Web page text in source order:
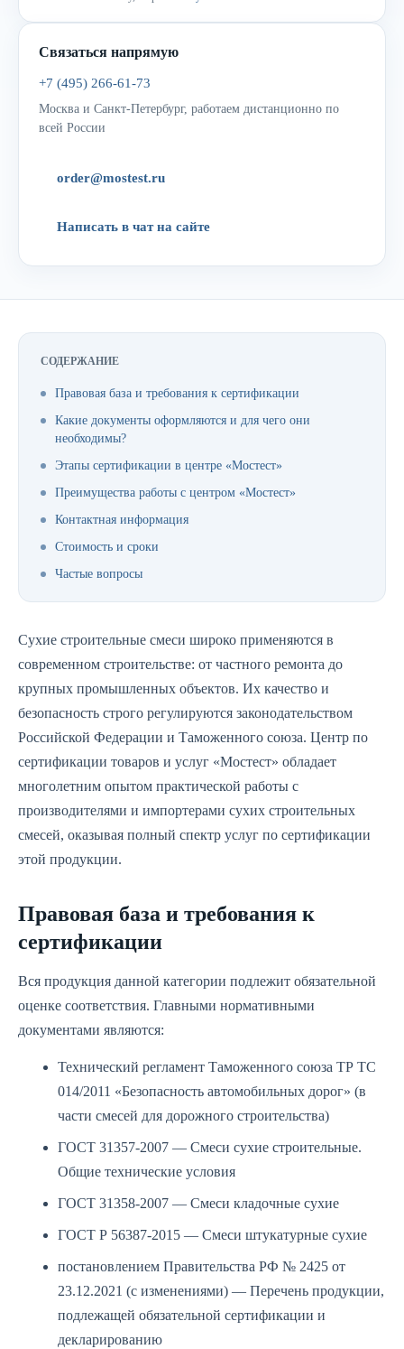
Связаться напрямую
+7 (495) 266-61-73
Москва и Санкт-Петербург, работаем дистанционно по
всей России
order@mostest.ru
Написать в чат на сайте
СОДЕРЖАНИЕ
Правовая база и требования к сертификации
Какие документы оформляются и для чего они
необходимы?
Этапы сертификации в центре «Мостест»
Преимущества работы с центром «Мостест»
Контактная информация
Стоимость и сроки
Частые вопросы
Сухие строительные смеси широко применяются в
современном строительстве: от частного ремонта до
крупных промышленных объектов. Их качество и
безопасность строго регулируются законодательством
Российской Федерации и Таможенного союза. Центр по
сертификации товаров и услуг «Мостест» обладает
многолетним опытом практической работы с
производителями и импортерами сухих строительных
смесей, оказывая полный спектр услуг по сертификации
этой продукции.
Правовая база и требования к
сертификации
Вся продукция данной категории подлежит обязательной
оценке соответствия. Главными нормативными
документами являются:
Технический регламент Таможенного союза ТР ТС
014/2011 «Безопасность автомобильных дорог» (в
части смесей для дорожного строительства)
ГОСТ 31357-2007 — Смеси сухие строительные.
Общие технические условия
ГОСТ 31358-2007 — Смеси кладочные сухие
ГОСТ Р 56387-2015 — Смеси штукатурные сухие
постановлением Правительства РФ № 2425 от
23.12.2021 (с изменениями) — Перечень продукции,
подлежащей обязательной сертификации и
декларированию